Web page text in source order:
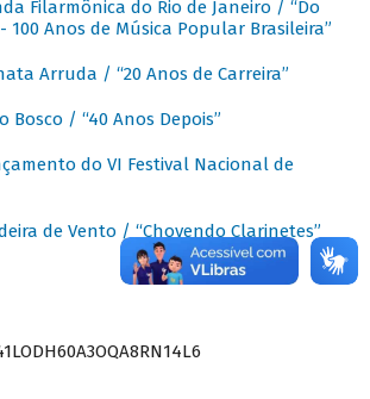
Filarmônica do Rio de Janeiro / “Do
100 Anos de Música Popular Brasileira”
Arruda / “20 Anos de Carreira”
Bosco / “40 Anos Depois”
do VI Festival Nacional de
de Vento / “Chovendo Clarinetes”